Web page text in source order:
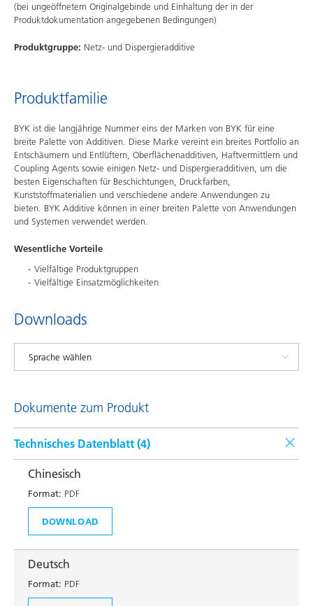
(bei ungeöffnetem Originalgebinde und Einhaltung der in der
Produktdokumentation angegebenen Bedingungen)
Produktgruppe: Netz- und Dispergieradditive
Produktfamilie
BYK ist die langjährige Nummer eins der Marken von BYK für eine
breite Palette von Additiven. Diese Marke vereint ein breites Portfolio an
Entschäumern und Entlüftern, Oberflächenadditiven, Haftvermittlern und
Coupling Agents sowie einigen Netz- und Dispergieradditiven, um die
besten Eigenschaften für Beschichtungen, Druckfarben,
Kunststoffmaterialien und verschiedene andere Anwendungen zu
bieten. BYK Additive können in einer breiten Palette von Anwendungen
und Systemen verwendet werden.
Wesentliche Vorteile
Vielfältige Produktgruppen
Vielfältige Einsatzmöglichkeiten
Downloads
Dokumente zum Produkt
Technisches Datenblatt (4)
Chinesisch
Format: PDF
DOWNLOAD
Deutsch
Format: PDF